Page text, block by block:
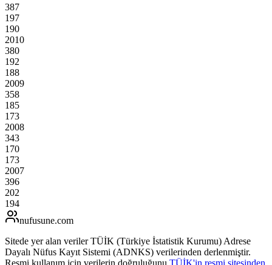
387
197
190
2010
380
192
188
2009
358
185
173
2008
343
170
173
2007
396
202
194
nufusune.com
Sitede yer alan veriler TÜİK (Türkiye İstatistik Kurumu) Adrese
Dayalı Nüfus Kayıt Sistemi (ADNKS) verilerinden derlenmiştir.
Resmi kullanım için verilerin doğruluğunu TÜİK'in resmi sitesinden